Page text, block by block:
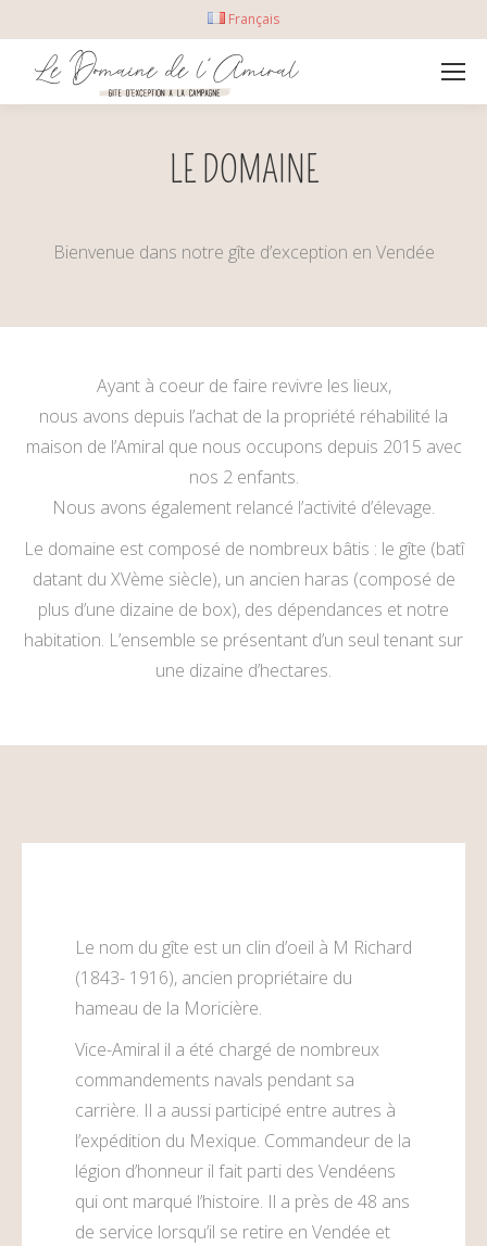
Français
LE DOMAINE
Bienvenue dans notre gîte d’exception en Vendée
Ayant à coeur de faire revivre les lieux,
nous avons depuis l’achat de la propriété réhabilité la
maison de l’Amiral que nous occupons depuis 2015 avec
nos 2 enfants.
Nous avons également relancé l’activité d’élevage.
Le domaine est composé de nombreux bâtis : le gîte (batî
datant du XVème siècle), un ancien haras (composé de
plus d’une dizaine de box), des dépendances et notre
habitation. L’ensemble se présentant d’un seul tenant sur
une dizaine d’hectares.
Le nom du gîte est un clin d’oeil à M Richard
(1843- 1916), ancien propriétaire du
hameau de la Moricière.
Vice-Amiral il a été chargé de nombreux
commandements navals pendant sa
carrière. Il a aussi participé entre autres à
l’expédition du Mexique. Commandeur de la
légion d’honneur il fait parti des Vendéens
qui ont marqué l’histoire. Il a près de 48 ans
de service lorsqu’il se retire en Vendée et